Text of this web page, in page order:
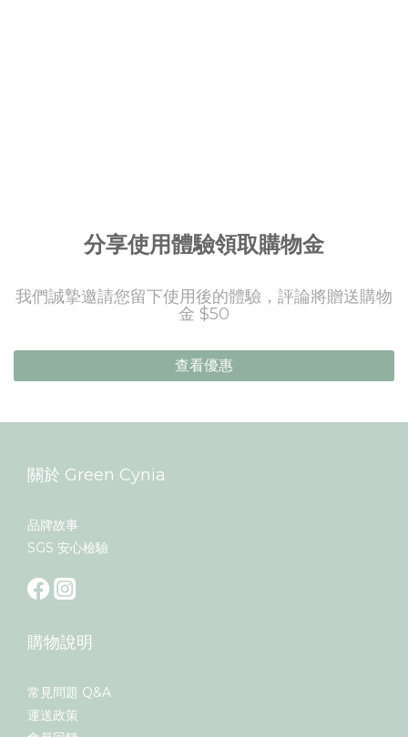
分享使用體驗領取購物金
我們誠摯邀請您留下使用後的體驗，評論將贈送購物
金 $50
查看優惠
關於 Green Cynia
品牌故事
SGS 安心檢驗
購物說明
常見問題 Q&A
運送政策